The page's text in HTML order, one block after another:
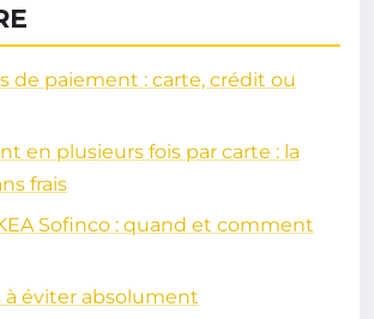
de paiement : carte, crédit ou
en plusieurs fois par carte : la
frais
Sofinco : quand et comment
à éviter absolument